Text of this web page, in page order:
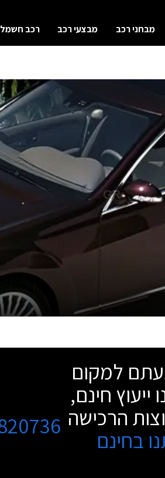
מבחני רכב מבצעי רכב רכב
למקום
חינם,
הרכישה
בחינם